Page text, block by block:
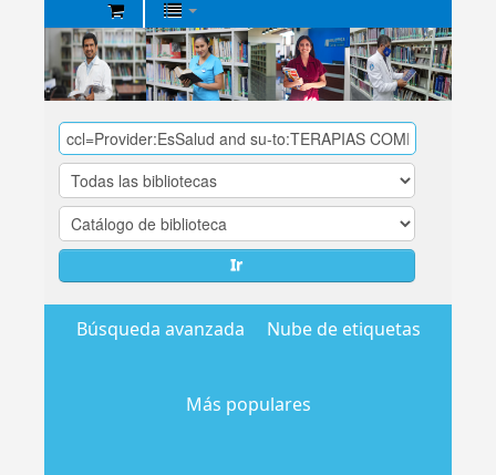
Biblioteca
Central
EsSalud
Ir
Búsqueda avanzada Nube de etiquetas
Más populares